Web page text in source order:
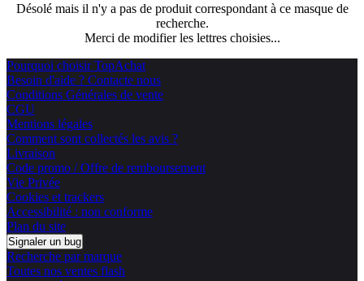
Désolé mais il n'y a pas de produit correspondant à ce masque de
recherche.
Merci de modifier les lettres choisies...
Pourquoi choisir TopAchat
Besoin d'aide ? Contacte nous
Conditions Générales de vente
CGU
Mentions légales
Comment sont collectés les avis ?
Livraison
Code promo / Offre de remboursement
Vie Privée
Cookies et trackers
Accessibilité : non conforme
Plan du site
Signaler un bug
Recherche par marque
Toutes nos ventes flash